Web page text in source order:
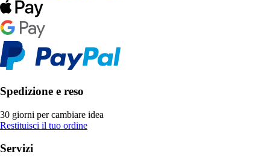
Spedizione e reso
30 giorni per cambiare idea
Restituisci il tuo ordine
Servizi